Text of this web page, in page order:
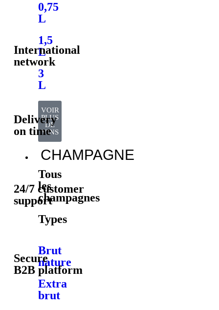
0,75
L
1,5
L
3
L
VOIR
PLUS
DE
VINS
CHAMPAGNE
Tous
les
champagnes
Types
Brut
nature
Extra
brut
International
network
Delivery
on time
24/7 customer
support
Secure
B2B platform